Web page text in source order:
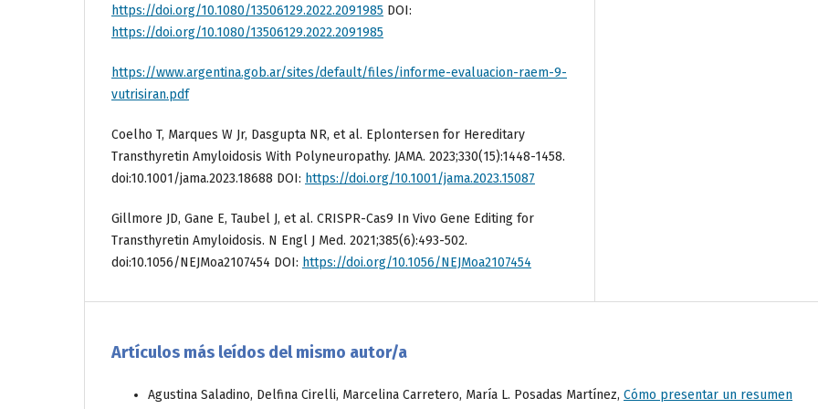
https://doi.org/10.1080/13506129.2022.2091985 DOI:
https://doi.org/10.1080/13506129.2022.2091985
https://www.argentina.gob.ar/sites/default/files/informe-evaluacion-raem-9-
vutrisiran.pdf
Coelho T, Marques W Jr, Dasgupta NR, et al. Eplontersen for Hereditary
Transthyretin Amyloidosis With Polyneuropathy. JAMA. 2023;330(15):1448-1458.
doi:10.1001/jama.2023.18688 DOI: https://doi.org/10.1001/jama.2023.15087
Gillmore JD, Gane E, Taubel J, et al. CRISPR-Cas9 In Vivo Gene Editing for
Transthyretin Amyloidosis. N Engl J Med. 2021;385(6):493-502.
doi:10.1056/NEJMoa2107454 DOI: https://doi.org/10.1056/NEJMoa2107454
Artículos más leídos del mismo autor/a
Agustina Saladino, Delfina Cirelli, Marcelina Carretero, María L. Posadas Martínez, Cómo presentar un resumen